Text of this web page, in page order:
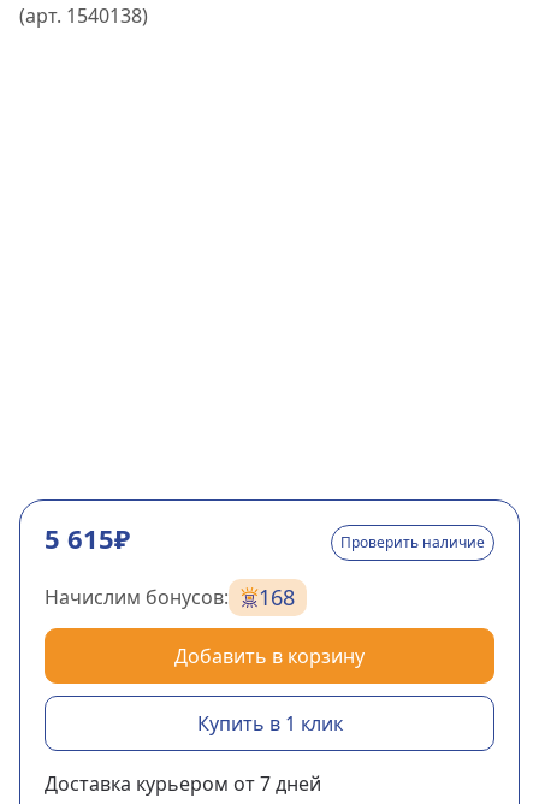
(арт. 1540138)
5 615₽ Проверить наличие
Начислим бонусов: 168
Добавить в корзину
Купить в 1 клик
Доставка курьером от 7дней